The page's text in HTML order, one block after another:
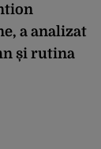
a analizat
și rutina